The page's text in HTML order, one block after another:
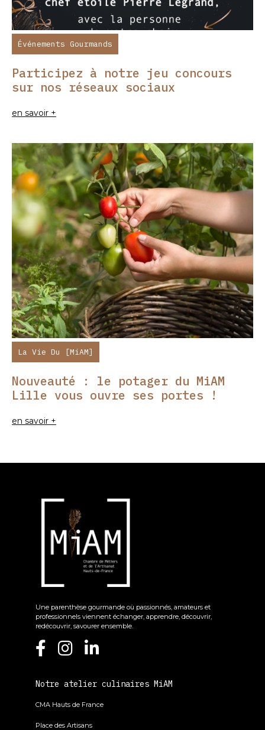
Événements Gourmands
Participez à notre jeu concours
sur nos réseaux sociaux
en savoir +
La Vie Du [MiAM]
Nouveauté : le potager du MiAM
Lille vous ouvre ses portes !
en savoir +
Une parenthèse gourmande où passionnés, amateurs et
professionnels viennent échanger, apprendre, découvrir,
redécouvrir, savourer ensemble.
Notre atelier culinaires MiAM
CMA Hauts de France
Place des Artisans